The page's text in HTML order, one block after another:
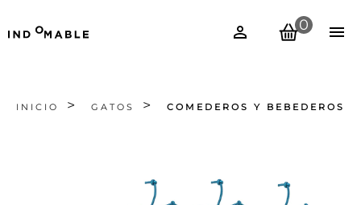
0
INICIO GATOS COMEDEROS Y BEBEDEROS